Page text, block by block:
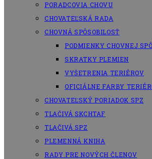
PORADCOVIA CHOVU
CHOVATEĽSKÁ RADA
CHOVNÁ SPÔSOBILOSŤ
PODMIENKY CHOVNEJ
SKRATKY PLEMIEN
VYŠETRENIA TERIÉROV
OFICIÁLNE FARBY
CHOVATEĽSKÝ PORIADOK SPZ
TLAČIVÁ SKCHTAF
TLAČIVÁ SPZ
PLEMENNÁ KNIHA
RADY PRE NOVÝCH ČLENOV